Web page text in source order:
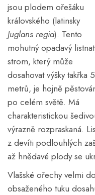
jsou plodem ořešáku
královského (latinsky
Juglans regia). Tento
mohutný opadavý
strom, který může
dosahovat výšky takřka
metrů, je hojně
po celém světě. Má
charakteristickou
výrazně rozpraskaná.
z devíti podlouhlých
až hnědavé plody se
Vlašské ořechy velmi
obsaženého tuku